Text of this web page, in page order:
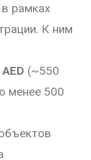
рамках
К ним
(~550
менее 500